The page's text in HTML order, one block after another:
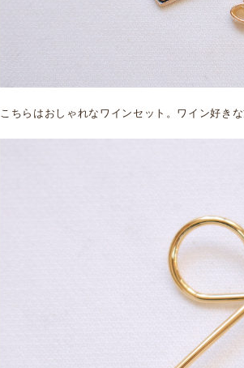
こちらはおしゃれなワインセット。ワイン好き